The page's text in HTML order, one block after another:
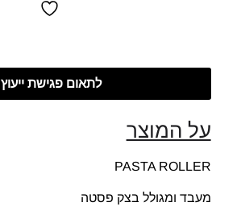
לתאום פגישת ייעוץ
על המוצר
PASTA ROLLER
מעבד ומגולל בצק פסטה